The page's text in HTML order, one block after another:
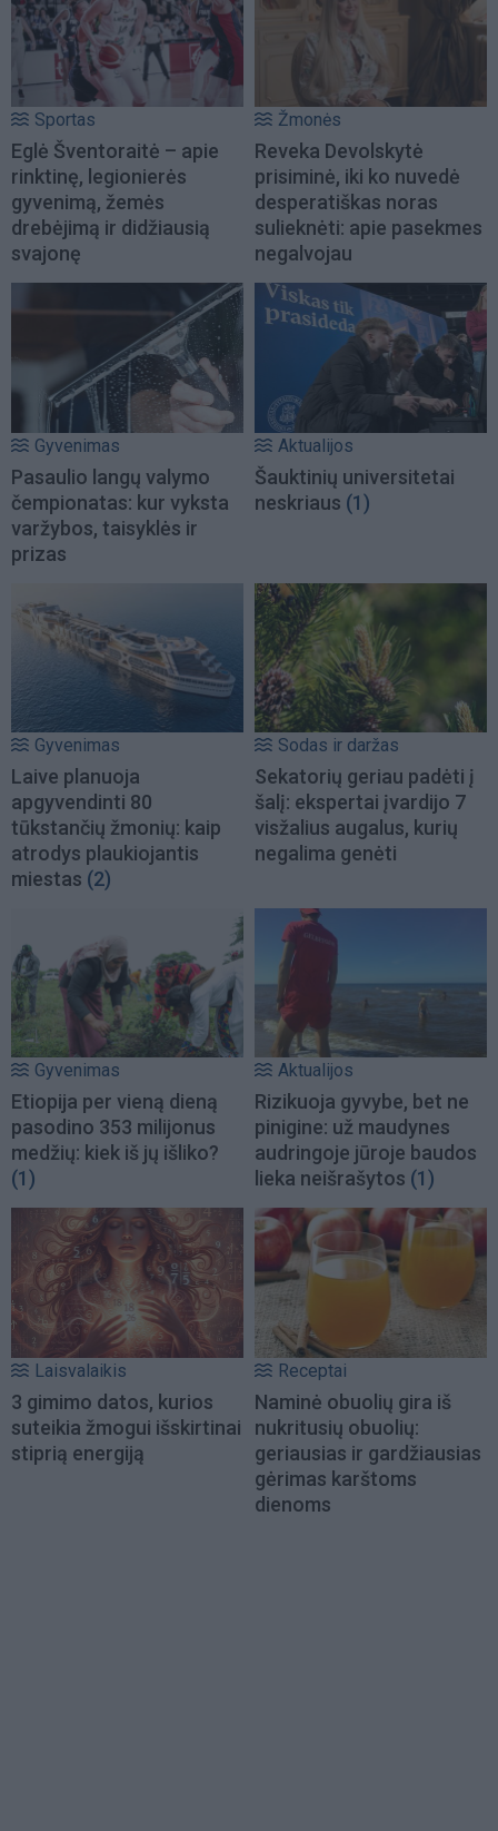
Sportas
Eglė Šventoraitė – apie
rinktinę, legionierės
gyvenimą, žemės
drebėjimą ir didžiausią
svajonę
Žmonės
Reveka Devolskytė
prisiminė, iki ko nuvedė
desperatiškas noras
sulieknėti: apie pasekmes
negalvojau
Gyvenimas
Pasaulio langų valymo
čempionatas: kur vyksta
varžybos, taisyklės ir
prizas
Aktualijos
Šauktinių universitetai
neskriaus (1)
Gyvenimas
Laive planuoja
apgyvendinti 80
tūkstančių žmonių: kaip
atrodys plaukiojantis
miestas (2)
Sodas ir daržas
Sekatorių geriau padėti į
šalį: ekspertai įvardijo 7
visžalius augalus, kurių
negalima genėti
Gyvenimas
Etiopija per vieną dieną
pasodino 353 milijonus
medžių: kiek iš jų išliko?
(1)
Aktualijos
Rizikuoja gyvybe, bet ne
pinigine: už maudynes
audringoje jūroje baudos
lieka neišrašytos (1)
Laisvalaikis
3 gimimo datos, kurios
suteikia žmogui išskirtinai
stiprią energiją
Receptai
Naminė obuolių gira iš
nukritusių obuolių:
geriausias ir gardžiausias
gėrimas karštoms
dienoms